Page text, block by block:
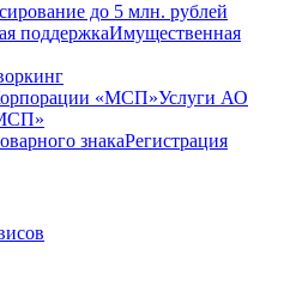
до 5 млн. рублей
Имущественная
Услуги АО
Регистрация